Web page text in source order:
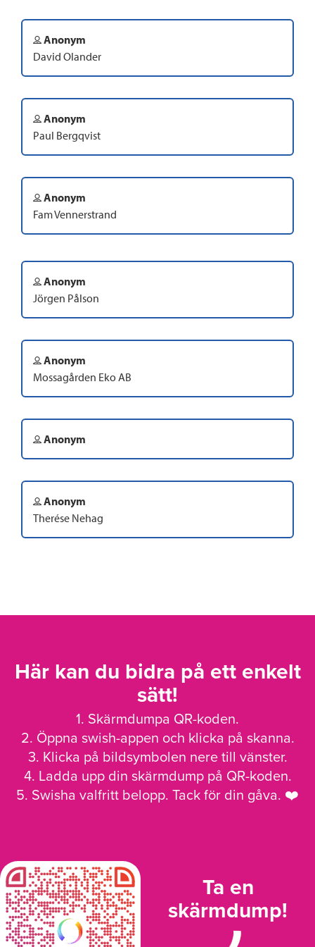
Anonym
David Olander
Anonym
Paul Bergqvist
Anonym
Fam Vennerstrand
Anonym
Jörgen Pålson
Anonym
Mossagården Eko AB
Anonym
Anonym
Therése Nehag
Här kan du bidra på ett enkelt
sätt!
1. Skärmdumpa QR-koden.
2. Öppna swish-appen och klicka på skanna.
3. Klicka på bildsymbolen nere till vänster.
4. Ladda upp din skärmdump på QR-koden.
5. Swisha valfritt belopp. Tack för din gåva. ❤️
Ta en
skärmdump!